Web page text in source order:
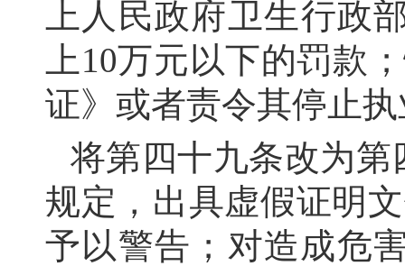
上人民政府卫生行政
上10万元以下的罚款
证》或者责令其停止
将第四十九条改为
规定，出具虚假证明
予以警告；对造成危